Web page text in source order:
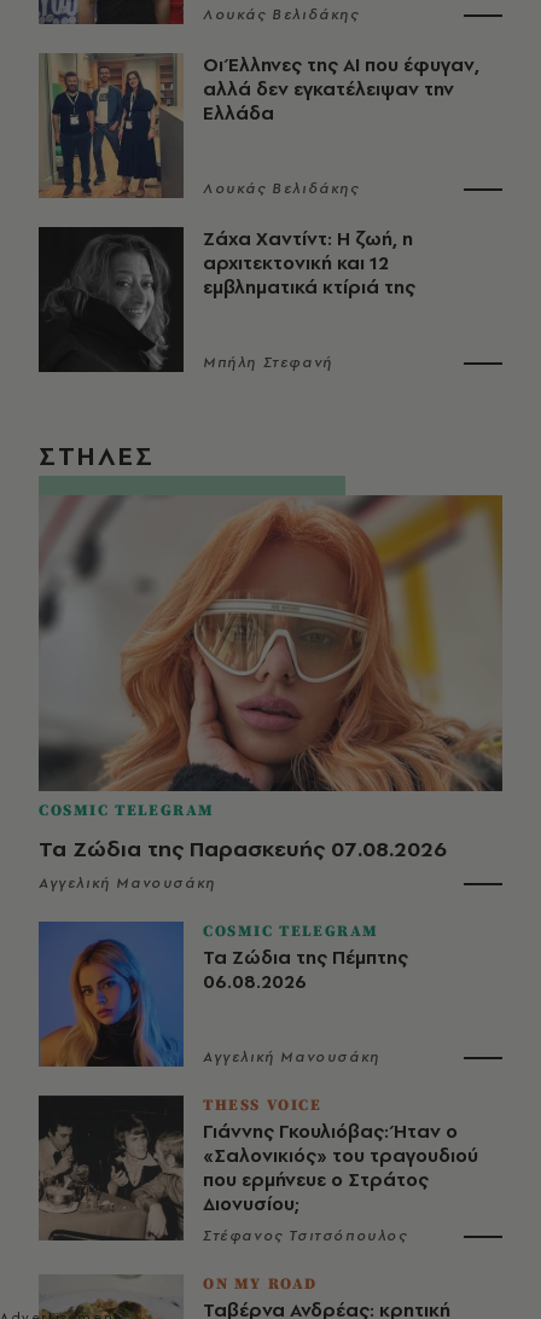
Λουκάς Βελιδάκης
Οι Έλληνες της ΑΙ που έφυγαν,
αλλά δεν εγκατέλειψαν την
Ελλάδα
Λουκάς Βελιδάκης
Ζάχα Χαντίντ: Η ζωή, η
αρχιτεκτονική και 12
εμβληματικά κτίριά της
Μπήλη Στεφανή
ΣΤΗΛΕΣ
COSMIC TELEGRAM
Τα Ζώδια της Παρασκευής 07.08.2026
Αγγελική Μανουσάκη
COSMIC TELEGRAM
Τα Ζώδια της Πέμπτης
06.08.2026
Αγγελική Μανουσάκη
THESS VOICE
Γιάννης Γκουλιόβας: Ήταν ο
«Σαλονικιός» του τραγουδιού
που ερμήνευε ο Στράτος
Διονυσίου;
Στέφανος Τσιτσόπουλος
ON MY ROAD
Ταβέρνα Ανδρέας: κρητική